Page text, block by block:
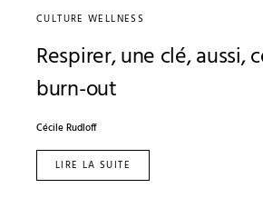
CULTURE WELLNESS
Respirer, une clé, aussi,
burn-out
Cécile Rudloff
LIRE LA SUITE